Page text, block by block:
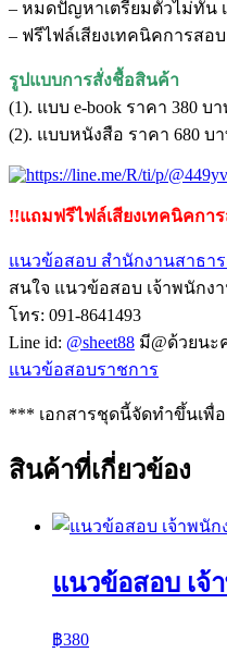
– หมดปัญหาเตรียมตัวไม่ทัน
– ฟรีไฟล์เสียงเทคนิคการส
รูปแบบการสั่งชื้อสินค้า
(1). แบบ e-book ราคา 380 บ
(2). แบบหนังสือ ราคา 680 บ
!!แถมฟรีไฟล์เสียงเทคนิคก
แนวข้อสอบ สำนักงานสาธา
สนใจ แนวข้อสอบ เจ้าพนัก
โทร: 091-8641493
Line id: @sheet88 มี@ด้วยนะ
แนวข้อสอบราชการ
*** เอกสารชุดนี้จัดทำขึ้นเพื่
สินค้าที่เกี่ยวข้อง
แนวข้อสอบ เจ้
฿380